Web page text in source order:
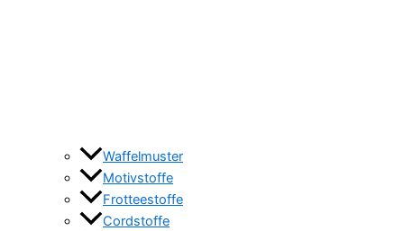
Waffelmuster
Motivstoffe
Frotteestoffe
Cordstoffe